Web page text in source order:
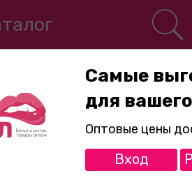
8-800-775-89-65
Самые
для
Оптовые цены
Вход